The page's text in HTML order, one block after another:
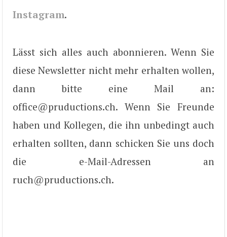
Instagram.
Lässt sich alles auch abonnieren. Wenn Sie
diese Newsletter nicht mehr erhalten wollen,
dann bitte eine Mail an:
office@pruductions.ch. Wenn Sie Freunde
haben und Kollegen, die ihn unbedingt auch
erhalten sollten, dann schicken Sie uns doch
die e-Mail-Adressen an
ruch@pruductions.ch.